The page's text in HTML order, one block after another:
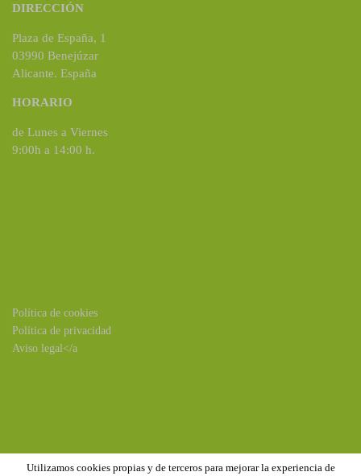
Utilizamos cookies propias y de terceros para mejorar la experiencia de
DIRECCIÓN
Plaza de España, 1
03990 Benejúzar
Alicante. España
HORARIO
de Lunes a Viernes
9:00h a 14:00 h.
Política de cookies
Política de privacidad
Aviso legal</a